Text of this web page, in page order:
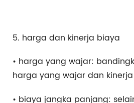
5. harga dan kinerja biaya
• harga yang wajar:
harga yang wajar dan
• biaya jangka panjang: